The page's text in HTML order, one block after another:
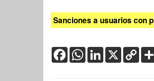
Sanciones a usuarios con
FacebookWhatsApp
LinkedIn
X
Link